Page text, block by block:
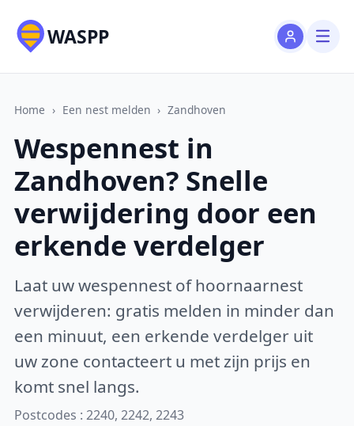
WASPP
Home › Een nest melden › Zandhoven
Wespennest in
Zandhoven? Snelle
verwijdering door een
erkende verdelger
Laat uw wespennest of hoornaarnest
verwijderen: gratis melden in minder dan
een minuut, een erkende verdelger uit
uw zone contacteert u met zijn prijs en
komt snel langs.
Postcodes : 2240, 2242, 2243